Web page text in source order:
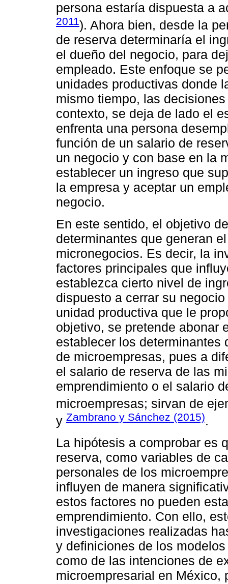
persona estaría dispuesta a
2011). Ahora bien, desde la
de reserva determinaría el
el dueño del negocio, para
empleado. Este enfoque se
unidades productivas donde
mismo tiempo, las
contexto, se deja de lado el
enfrenta una persona
función de un salario de
un negocio y con base en la
establecer un ingreso que
la empresa y aceptar un
negocio.
En este sentido, el objetivo
determinantes que generan
micronegocios. Es decir, la
factores principales que
establezca cierto nivel de
dispuesto a cerrar su
unidad productiva que le
objetivo, se pretende abonar
establecer los determinantes
de microempresas, pues a
el salario de reserva de las
emprendimiento o el salario
microempresas; sirvan de
y Zambrano y Sánchez (2015).
La hipótesis a comprobar es
reserva, como variables de
personales de los
influyen de manera
estos factores no pueden
emprendimiento. Con ello,
investigaciones realizadas
y definiciones de los
como de las intenciones de
microempresarial en México,